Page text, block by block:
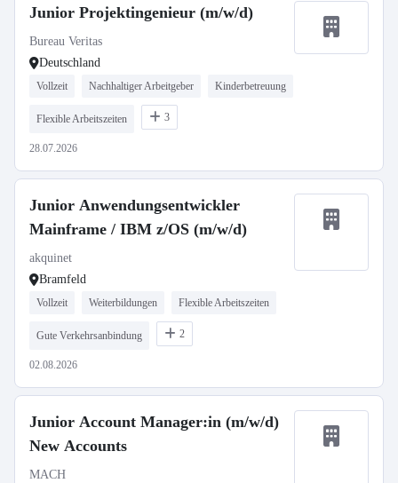
Junior Projektingenieur (m/w/d)
Bureau Veritas
Deutschland
Vollzeit Nachhaltiger Arbeitgeber Kinderbetreuung
Flexible Arbeitszeiten 3
28.07.2026
Junior Anwendungsentwickler
Mainframe / IBM z/OS (m/w/d)
akquinet
Bramfeld
Vollzeit Weiterbildungen Flexible Arbeitszeiten
Gute Verkehrsanbindung 2
02.08.2026
Junior Account Manager:in (m/w/d)
New Accounts
MACH